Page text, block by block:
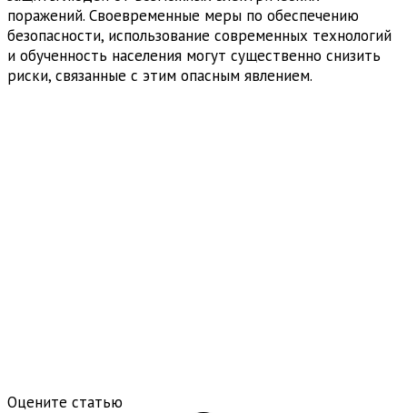
поражений. Своевременные меры по обеспечению
безопасности, использование современных технологий
и обученность населения могут существенно снизить
риски, связанные с этим опасным явлением.
Оцените статью